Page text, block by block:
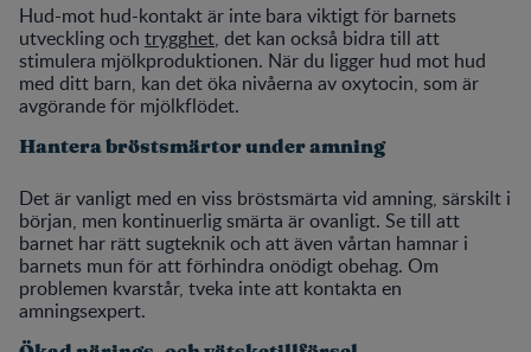
Hud-mot hud-kontakt är inte bara viktigt för barnets
utveckling och trygghet, det kan också bidra till att
stimulera mjölkproduktionen. När du ligger hud mot hud
med ditt barn, kan det öka nivåerna av oxytocin, som är
avgörande för mjölkflödet.
Hantera bröstsmärtor under amning
Det är vanligt med en viss bröstsmärta vid amning, särskilt i
början, men kontinuerlig smärta är ovanligt. Se till att
barnet har rätt sugteknik och att även vårtan hamnar i
barnets mun för att förhindra onödigt obehag. Om
problemen kvarstår, tveka inte att kontakta en
amningsexpert.